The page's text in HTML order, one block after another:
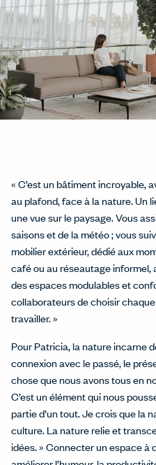
« C’est un bâtiment incroyable,
au plafond, face à la nature. Un
une vue sur le paysage. Vous
saisons et de la météo ; vous
mobilier extérieur, dédié aux
café ou au réseautage informel,
des espaces modulables et
collaborateurs de choisir
travailler. »
Pour Patricia, la nature incarne
connexion avec le passé, le
chose que nous avons tous en
C’est un élément qui nous
partie d’un tout. Je crois que la
culture. La nature relie et
idées. » Connecter un espace à